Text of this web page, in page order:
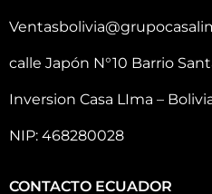
calle Japón N°10 Barrio
Inversion Casa LIma –
NIP: 468280028
CONTACTO ECUADOR